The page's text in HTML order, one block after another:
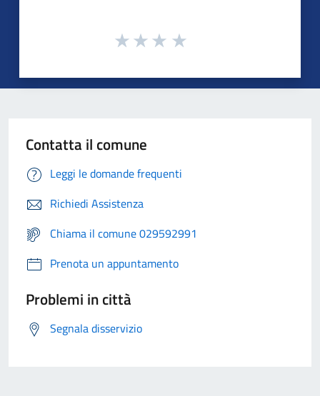
Contatta il comune
Leggi le domande frequenti
Richiedi Assistenza
Chiama il comune 029592991
Prenota un appuntamento
Problemi in città
Segnala disservizio